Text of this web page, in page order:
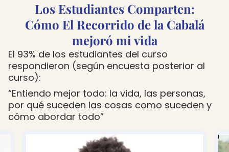
Los Estudiantes Comparten:
Cómo El Recorrido de la Cabalá
mejoró mi vida
El 93% de los estudiantes del curso
respondieron (según encuesta posterior al
curso):
“Entiendo mejor todo: la vida, las personas,
por qué suceden las cosas como suceden y
cómo abordar todo”